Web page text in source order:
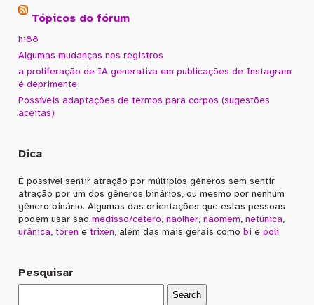
Tópicos do fórum
hi88
Algumas mudanças nos registros
a proliferação de IA generativa em publicações de Instagram
é deprimente
Possíveis adaptações de termos para corpos (sugestões
aceitas)
Dica
É possível sentir atração por múltiplos gêneros sem sentir
atração por um dos gêneros binários, ou mesmo por nenhum
gênero binário. Algumas das orientações que estas pessoas
podem usar sãomedisso/cetero,nãolher,nãomem,netúnica,
urânica,toren etrixen, além das mais gerais como bi epoli.
Pesquisar